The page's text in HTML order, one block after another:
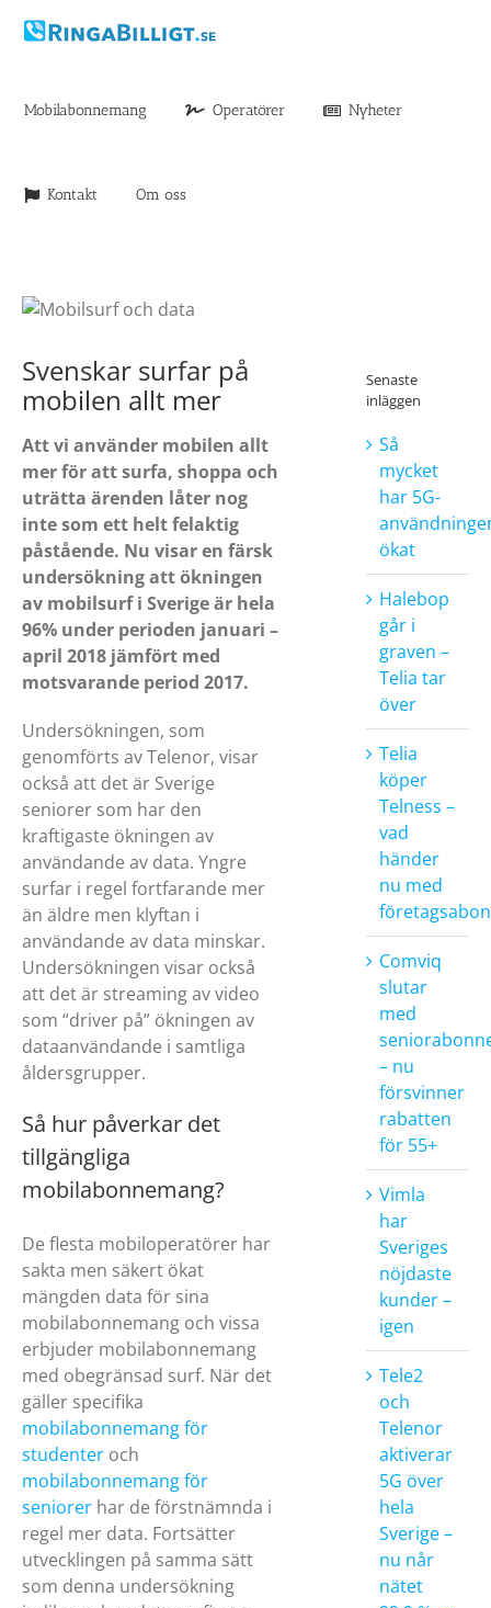
Mobilabonnemang Operatörer Nyheter
Kontakt Om oss
Svenskar surfar på
mobilen allt mer
Att vi använder mobilen allt
mer för att surfa, shoppa och
uträtta ärenden låter nog
inte som ett helt felaktig
påstående. Nu visar en färsk
undersökning att ökningen
av mobilsurf i Sverige är hela
96% under perioden januari –
april 2018 jämfört med
motsvarande period 2017.
Undersökningen, som
genomförts av Telenor, visar
också att det är Sverige
seniorer som har den
kraftigaste ökningen av
användande av data. Yngre
surfar i regel fortfarande mer
än äldre men klyftan i
användande av data minskar.
Undersökningen visar också
att det är streaming av video
som “driver på” ökningen av
dataanvändande i samtliga
åldersgrupper.
Så hur påverkar det
tillgängliga
mobilabonnemang?
De flesta mobiloperatörer har
sakta men säkert ökat
mängden data för sina
mobilabonnemang och vissa
erbjuder mobilabonnemang
med obegränsad surf. När det
gäller specifika
mobilabonnemang för
studenter och
mobilabonnemang för
seniorer har de förstnämnda i
regel mer data. Fortsätter
utvecklingen på samma sätt
som denna undersökning
Senaste
inläggen
Så
mycket
har 5G-
ökat
Halebop
går i
graven –
Telia tar
över
Telia
köper
Telness –
vad
händer
nu med
Comviq
slutar
med
– nu
försvinner
rabatten
för 55+
Vimla
har
Sveriges
nöjdaste
kunder –
igen
Tele2
och
Telenor
aktiverar
5G över
hela
Sverige –
nu når
nätet